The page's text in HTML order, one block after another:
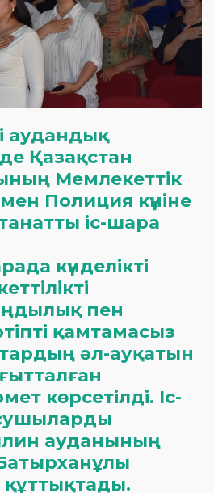
аудандық
Қазақстан
Мемлекеттік
Полиция күніне
іс-шара
күнделікті
пен
қамтамасыз
әл-ауқатын
көрсетілді. Іс-
ауданының